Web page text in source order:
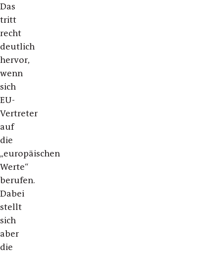
Das
tritt
recht
deutlich
hervor,
wenn
sich
EU-
Vertreter
auf
die
„europäischen
Werte“
berufen.
Dabei
stellt
sich
aber
die